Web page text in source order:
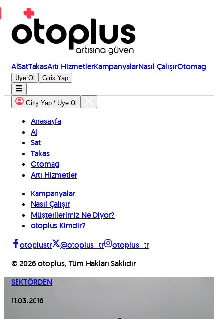
AlSatTakasArtı HizmetlerKampanyalarNasıl ÇalışırOtomag
Üye Ol Giriş Yap
Giriş Yap / Üye Ol
Anasayfa
Al
Sat
Takas
Otomag
Artı Hizmetler
Kampanyalar
Nasıl Çalışır
Müşterilerimiz Ne Diyor?
otoplus Kimdir?
otoplustr
@otoplus_tr
otoplus_tr
© 2026 otoplus, Tüm Hakları Saklıdır
SEKTÖRDEN
11.03.2016